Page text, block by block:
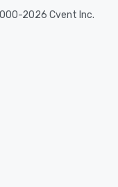
2026 Cvent Inc.